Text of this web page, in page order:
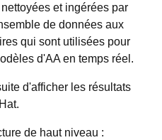
et ingérées par
de données aux
qui sont utilisées pour
d'AA en temps réel.
d'afficher les résultats
de haut niveau :